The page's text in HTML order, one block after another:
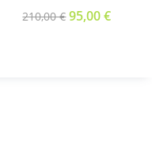
210,00€ 95,00€